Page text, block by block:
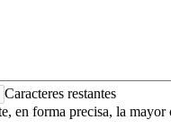
Caracteres restantes
en forma precisa, la mayor